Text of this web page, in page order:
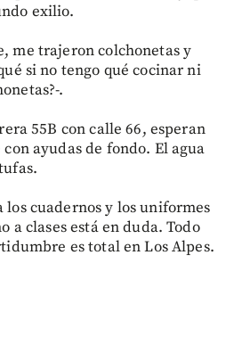
exilio.
me trajeron colchonetas y
si no tengo qué cocinar ni
.
55B con calle 66, esperan
ayudas de fondo. El agua
los cuadernos y los uniformes
a clases está en duda. Todo
es total en Los Alpes.